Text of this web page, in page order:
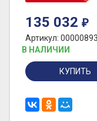
135 032 ₽
Артикул: 00000893
В НАЛИЧИИ
КУПИТЬ